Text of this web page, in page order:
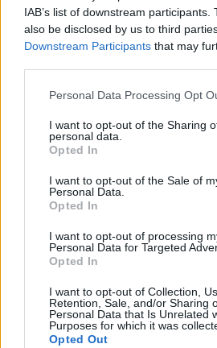
IAB’s list of downstream
also be disclosed by us to third
Downstream Participants that may
Personal Data Processing Opt
I want to opt-out of the Sharing
personal data.
Opted In
I want to opt-out of the Sale of
Personal Data.
Opted In
I want to opt-out of processing
Personal Data for Targeted
Opted In
I want to opt-out of Collection,
Retention, Sale, and/or Sharing
Personal Data that Is Unrelated
Purposes for which it was
Opted Out